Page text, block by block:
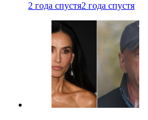
2 года спустя2 года спустя